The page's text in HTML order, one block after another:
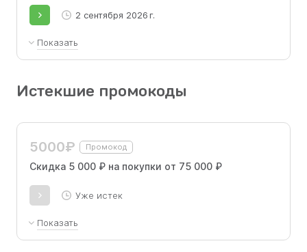
2 сентября 2026 г.
Показать
20%!
Истекшие промокоды
5000₽ Промокод
Скидка 5 000 ₽ на покупки от 75 000 ₽
Уже истек
Показать